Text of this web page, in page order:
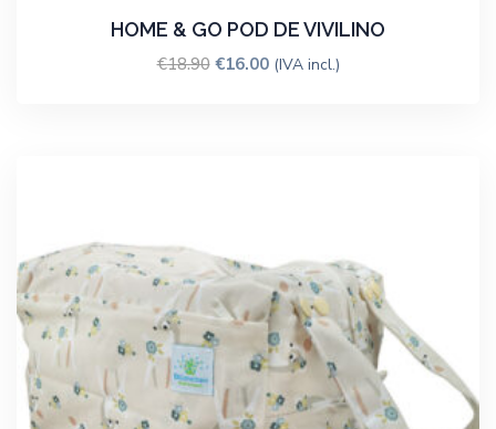
HOME & GO POD DE VIVILINO
€18.90 €16.00 (IVA incl.)